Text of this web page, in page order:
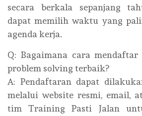
secara berkala sepanjang
dapat memilih waktu yang
agenda kerja.
Q: Bagaimana cara
problem solving terbaik?
A: Pendaftaran dapat
melalui website resmi, email,
tim Training Pasti Jalan